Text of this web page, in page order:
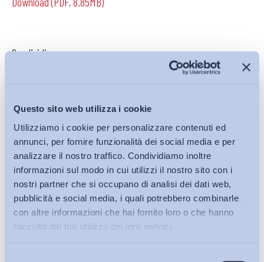
Questo sito web utilizza i cookie
Utilizziamo i cookie per personalizzare contenuti ed
annunci, per fornire funzionalità dei social media e per
analizzare il nostro traffico. Condividiamo inoltre
informazioni sul modo in cui utilizzi il nostro sito con i
nostri partner che si occupano di analisi dei dati web,
pubblicità e social media, i quali potrebbero combinarle
con altre informazioni che hai fornito loro o che hanno
raccolto dal tuo utilizzo dei loro servizi.
Condividi su:
Iscriviti alla Newsletter